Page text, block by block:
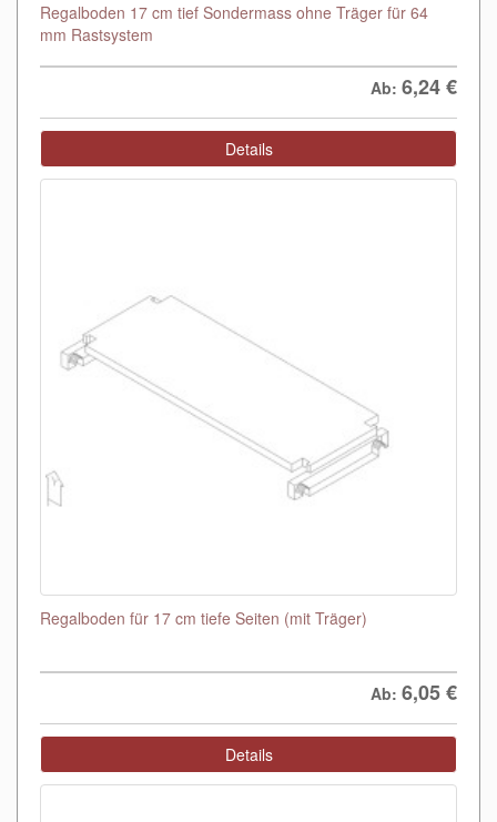
Regalboden 17 cm tief Sondermass ohne Träger für 64
mm Rastsystem
Ab: 6,24€
Details
Regalboden für 17 cm tiefe Seiten (mit Träger)
Ab: 6,05€
Details